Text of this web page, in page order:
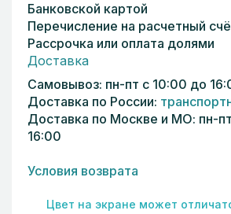
Банковской картой
Перечисление на расчетный
Рассрочка или оплата долями
Доставка
Самовывоз: пн-пт с 10:00 до
Доставка по России:
Доставка по Москве и МО: пн-
16:00
Условия возврата
Цвет на экране может